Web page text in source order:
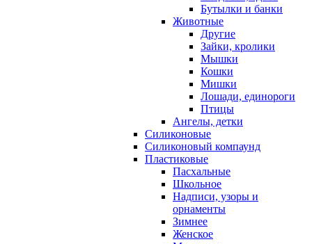
Бутылки и банки
Животные
Другие
Зайки, кролики
Мышки
Кошки
Мишки
Лошади, единороги
Птицы
Ангелы, детки
Силиконовые
Силиконовый компаунд
Пластиковые
Пасхальные
Школьное
Надписи, узоры и
орнаменты
Зимнее
Женское